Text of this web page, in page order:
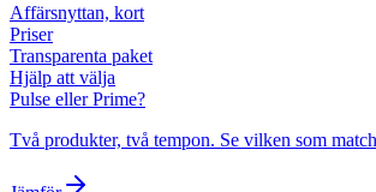
Affärsnyttan, kort
Priser
Transparenta paket
Hjälp att välja
Pulse eller Prime?
Två produkter, två tempon. Se vilken som